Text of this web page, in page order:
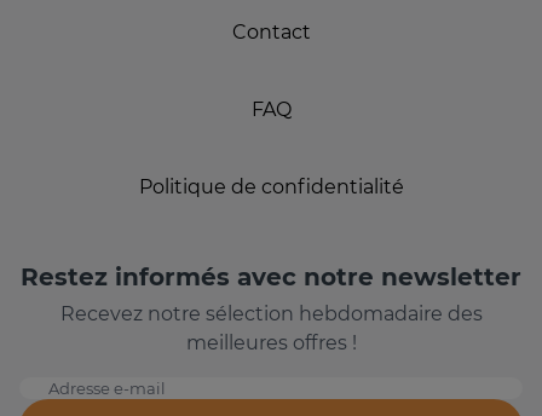
Contact
FAQ
Politique de confidentialité
Restez informés avec notre newsletter
Recevez notre sélection hebdomadaire des
meilleures offres !
Adresse e-mail